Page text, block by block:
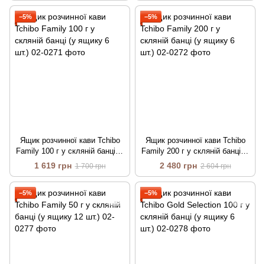
−5%
Ящик розчинної кави Tchibo
Family 100 г у скляній банці (у
ящику 6 шт.)
1 619 грн 1 700 грн
−5%
Ящик розчинної кави Tchibo
Family 200 г у скляній банці (у
ящику 6 шт.)
2 480 грн 2 604 грн
−5% −5%